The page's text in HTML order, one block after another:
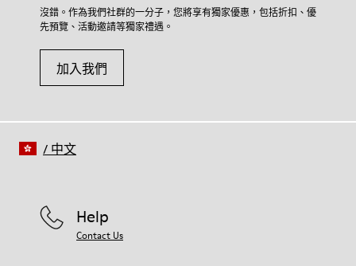
沒錯。作為我們社群的一分子，您將享有獨家優惠，包括折扣、優
先預覽、活動邀請等獨家禮遇。
加入我們
Help
Contact Us
/ 中文